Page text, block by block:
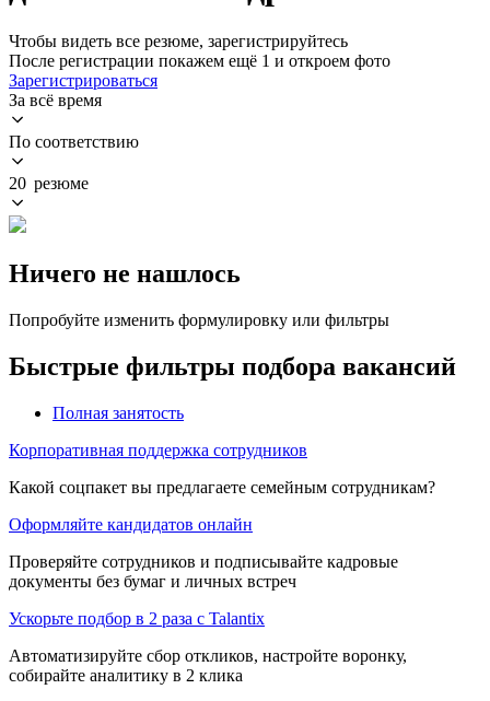
Чтобы видеть все резюме, зарегистрируйтесь
После регистрации покажем ещё 1 и откроем фото
Зарегистрироваться
За всё время
По соответствию
20 резюме
Ничего не нашлось
Попробуйте изменить формулировку или фильтры
Быстрые фильтры подбора вакансий
Полная занятость
Корпоративная поддержка сотрудников
Какой соцпакет вы предлагаете семейным сотрудникам?
Оформляйте кандидатов онлайн
Проверяйте сотрудников и подписывайте кадровые
документы без бумаг и личных встреч
Ускорьте подбор в 2 раза с Talantix
Автоматизируйте сбор откликов, настройте воронку,
собирайте аналитику в 2 клика